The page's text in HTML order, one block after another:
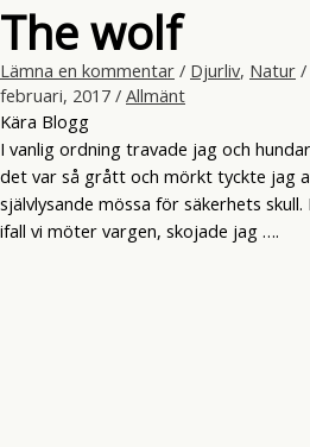
The wolf
Lämna en kommentar / Djurliv, Natur /
februari, 2017 / Allmänt
Kära Blogg
I vanlig ordning travade jag och
det var så grått och mörkt tyckte jag
självlysande mössa för säkerhets
ifall vi möter vargen, skojade jag ….